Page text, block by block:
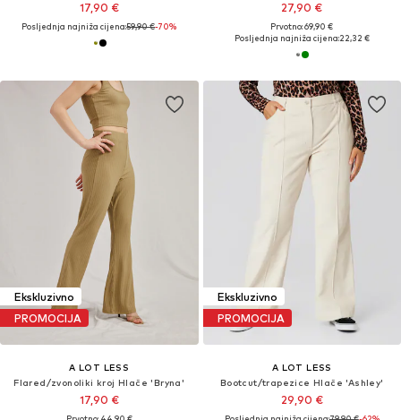
17,90 €
Posljednja najniža cijena:59,90 €-70%
27,90 €
Prvotno: 69,90 €
Posljednja najniža cijena:22,32 €
Ekskluzivno
PROMOCIJA
A LOT LESS
Flared/zvonoliki kroj Hlače 'Bryna'
17,90 €
Ekskluzivno
PROMOCIJA
A LOT LESS
Bootcut/trapezice Hlače 'Ashley'
29,90 €